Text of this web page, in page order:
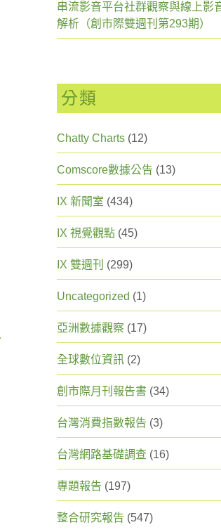
串流影音平台社群觀察與線上影
解析（創市際雙週刊第293期）
分類
Chatty Charts (12)
Comscore數據公告 (13)
IX 新聞室 (434)
IX 視覺觀點 (45)
IX 雙週刊 (299)
Uncategorized (1)
亞洲數據觀察 (17)
全球數位資訊 (2)
創市際月刊報告書 (34)
台灣消費指數報告 (3)
台灣網路基礎調查 (16)
專題報告 (197)
整合研究報告 (547)